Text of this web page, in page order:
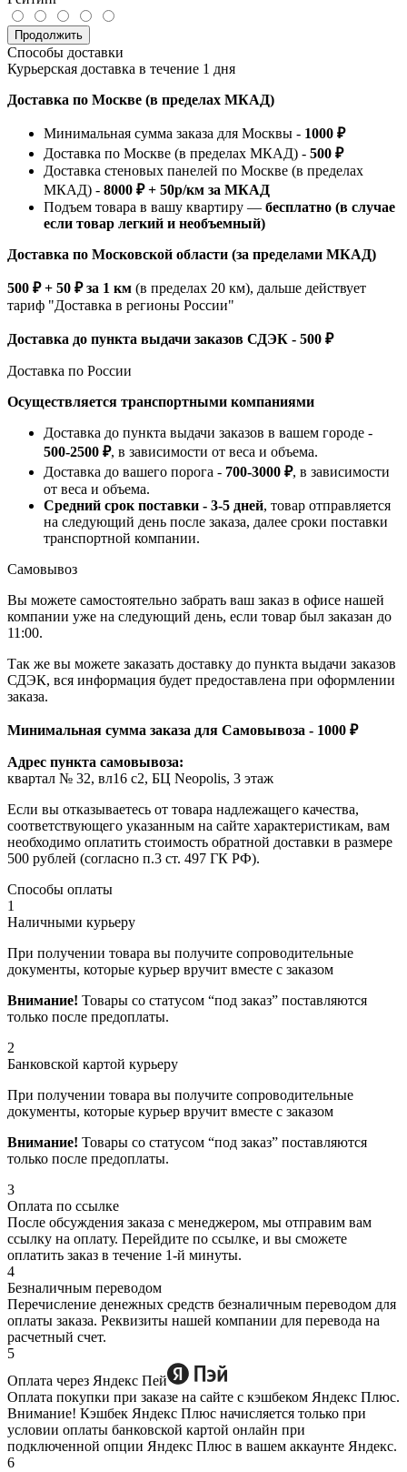
Продолжить
Способы доставки
Курьерская доставка в течение 1 дня
Доставка по Москве (в пределах МКАД)
Минимальная сумма заказа для Москвы - 1000 ₽
Доставка по Москве (в пределах МКАД) - 500 ₽
Доставка стеновых панелей по Москве (в пределах
МКАД) - 8000 ₽ + 50р/км за МКАД
Подъем товара в вашу квартиру — бесплатно (в случае
если товар легкий и необъемный)
Доставка по Московской области (за пределами МКАД)
500 ₽ + 50 ₽ за 1 км (в пределах 20 км), дальше действует
тариф "Доставка в регионы России"
Доставка до пункта выдачи заказов СДЭК - 500 ₽
Доставка по России
Осуществляется транспортными компаниями
Доставка до пункта выдачи заказов в вашем городе -
500-2500 ₽, в зависимости от веса и объема.
Доставка до вашего порога - 700-3000 ₽, в зависимости
от веса и объема.
Средний срок поставки - 3-5 дней, товар отправляется
на следующий день после заказа, далее сроки поставки
транспортной компании.
Самовывоз
Вы можете самостоятельно забрать ваш заказ в офисе нашей
компании уже на следующий день, если товар был заказан до
11:00.
Так же вы можете заказать доставку до пункта выдачи заказов
СДЭК, вся информация будет предоставлена при оформлении
заказа.
Минимальная сумма заказа для Самовывоза - 1000 ₽
Адрес пункта самовывоза:
квартал № 32, вл16 с2, БЦ Neopolis, 3 этаж
Если вы отказываетесь от товара надлежащего качества,
соответствующего указанным на сайте характеристикам, вам
необходимо оплатить стоимость обратной доставки в размере
500 рублей (согласно п.3 ст. 497 ГК РФ).
Способы оплаты
1
Наличными курьеру
При получении товара вы получите сопроводительные
документы, которые курьер вручит вместе с заказом
Внимание! Товары со статусом “под заказ” поставляются
только после предоплаты.
2
Банковской картой курьеру
При получении товара вы получите сопроводительные
документы, которые курьер вручит вместе с заказом
Внимание! Товары со статусом “под заказ” поставляются
только после предоплаты.
3
Оплата по ссылке
После обсуждения заказа с менеджером, мы отправим вам
ссылку на оплату. Перейдите по ссылке, и вы сможете
оплатить заказ в течение 1-й минуты.
4
Безналичным переводом
Перечисление денежных средств безналичным переводом для
оплаты заказа. Реквизиты нашей компании для перевода на
расчетный счет.
5
Оплата через Яндекс Пей
Оплата покупки при заказе на сайте с кэшбеком Яндекс Плюс.
Внимание! Кэшбек Яндекс Плюс начисляется только при
условии оплаты банковской картой онлайн при
подключенной опции Яндекс Плюс в вашем аккаунте Яндекс.
6